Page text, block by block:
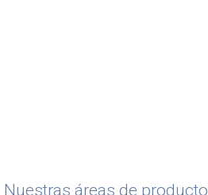
Nuestras áreas de producto